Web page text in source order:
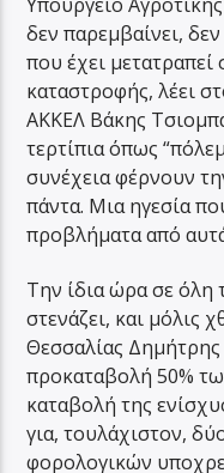
δεν παρεμβαίνει,
που έχει
καταστροφής, λέει
ΑΚΚΕΛ Βάκης
τερτίπια όπως
συνέχεια φέρνουν
πάντα. Μια ηγεσία
προβλήματα από
Την ίδια ώρα σε όλη
στενάζει, και μόλις
Θεσσαλίας
προκαταβολή 50%
καταβολή της
για, τουλάχιστον,
φορολογικών